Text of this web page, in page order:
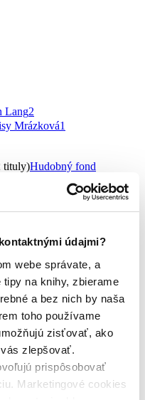
údajmi?
webe správate, a
na knihy, zbierame
a bez nich by naša
toho používame
zisťovať, ako
zlepšovať.
prispôsobovať
Marketingové cookies
Lang2
Mrázková1
tituly)Hudobný fond
1